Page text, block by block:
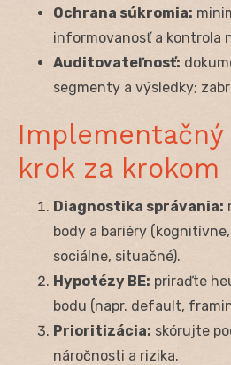
Ochrana súkromia:
informovanosť a kontrola
Auditovateľnosť:
segmenty a výsledky;
Implementačný
krok za krokom
Diagnostika správania:
body a bariéry
sociálne, situačné).
Hypotézy BE: priraďte
bodu (napr. default,
Prioritizácia: skórujte
náročnosti a rizika.